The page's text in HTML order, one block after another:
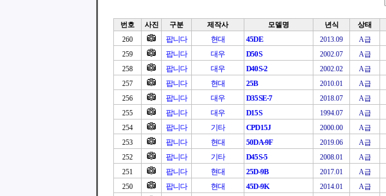
번호 사진 구분 제작사 모델명 년식 상태
260
팝니다 현대 45DE 2013.09 A급
259
팝니다 대우 D50S 2002.07 A급
258
팝니다 대우 D40S-2 2002.02 A급
257
팝니다 현대 25B 2010.01 A급
256
팝니다 대우 D35SE-7 2018.07 A급
255
팝니다 대우 D15S 1994.07 A급
254
팝니다 기타 CPD15J 2000.00 A급
253
팝니다 현대 50DA-9F 2019.06 A급
252
팝니다 기타 D45S-5 2008.01 A급
251
팝니다 현대 25D-9B 2017.01 A급
250
팝니다 현대 45D-9K 2014.01 A급